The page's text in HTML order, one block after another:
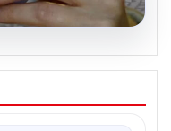
edilecek! İki iş
ve